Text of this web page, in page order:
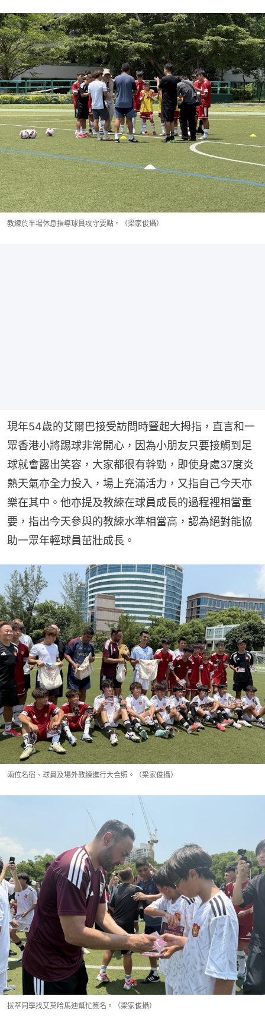
教練於半場休息指導球員攻守要點。（梁家俊攝）
現年54歲的艾爾巴接受訪問時豎起大拇指，直言和一
眾香港小將踢球非常開心，因為小朋友只要接觸到足
球就會露出笑容，大家都很有幹勁，即使身處37度炎
熱天氣亦全力投入，場上充滿活力，又指自己今天亦
樂在其中。他亦提及教練在球員成長的過程裡相當重
要，指出今天參與的教練水準相當高，認為絕對能協
助一眾年輕球員茁壯成長。
兩位名宿、球員及場外教練進行大合照。（梁家俊攝）
拔萃同學找艾莫哈馬迪幫忙簽名。（梁家俊攝）